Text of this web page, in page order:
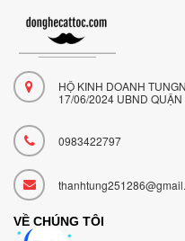
HỘ KINH DOANH
17/06/2024 UBND
0983422797
VỀ CHÚNG TÔI